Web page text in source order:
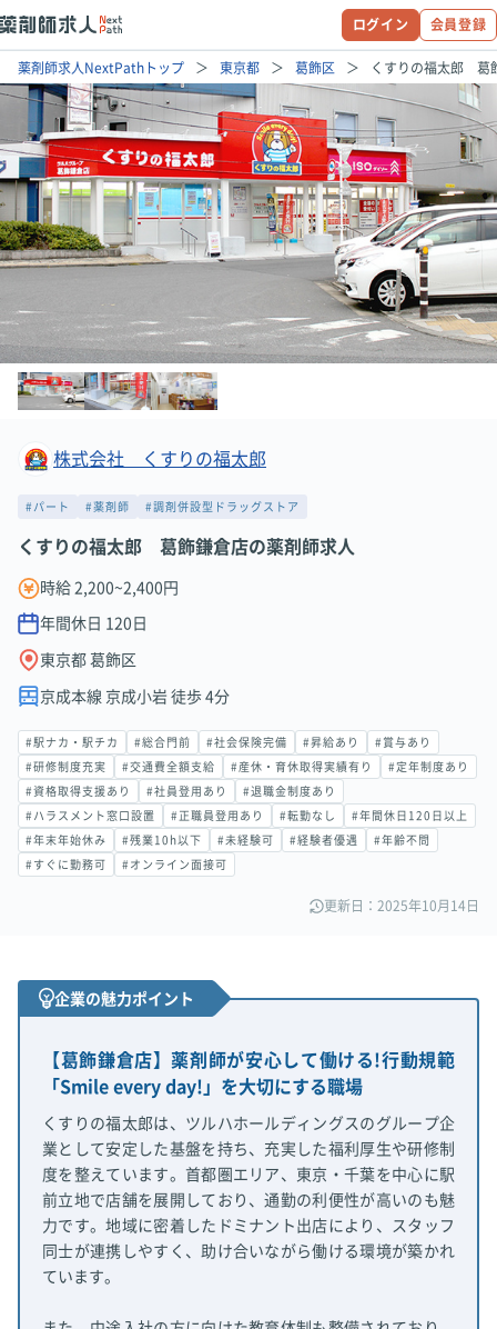
ログイン 会員登録
薬剤師求人NextPathトップ 東京都 葛飾区 くすりの福太郎 葛
株式会社 くすりの福太郎
#パート #薬剤師 #調剤併設型ドラッグストア
くすりの福太郎 葛飾鎌倉店の薬剤師求人
時給 2,200~2,400円
年間休日 120 日
東京都 葛飾区
京成本線 京成小岩 徒歩 4分
#駅ナカ・駅チカ #総合門前 #社会保険完備 #昇給あり #賞与あり
#研修制度充実 #交通費全額支給 #産休・育休取得実績有り #定年制度あり
#資格取得支援あり #社員登用あり #退職金制度あり
#ハラスメント窓口設置 #正職員登用あり #転勤なし #年間休日120日以上
#年末年始休み #残業10h以下 #未経験可 #経験者優遇 #年齢不問
#すぐに勤務可 #オンライン面接可
更新日：2025年10月14日
企業の魅力ポイント
【葛飾鎌倉店】薬剤師が安心して働ける!行動規範
「Smile every day!」を大切にする職場
くすりの福太郎は、ツルハホールディングスのグループ企
業として安定した基盤を持ち、充実した福利厚生や研修制
度を整えています。首都圏エリア、東京・千葉を中心に駅
前立地で店舗を展開しており、通勤の利便性が高いのも魅
力です。地域に密着したドミナント出店により、スタッフ
同士が連携しやすく、助け合いながら働ける環境が築かれ
ています。